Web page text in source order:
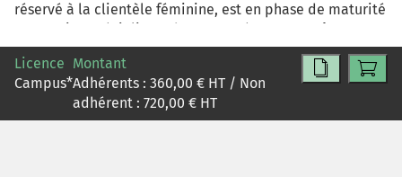
réservé à la clientèle féminine, est en phase de maturité
et certains spécialistes du secteur évoquent même une
saturation. Le marché des cosmétiques pour hommes
est, quant à lui, en pleine expansion et de nombreuses
marques de cosmétiques dites « pour femmes », se sont
lancées à la conquête des produits de beauté
Licence
Campus*
Montant
Adhérents : 360,00 € HT / Non
adhérent : 720,00 € HT